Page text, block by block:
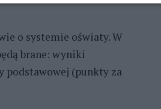
o systemie oświaty. W
brane: wyniki
podstawowej (punkty za